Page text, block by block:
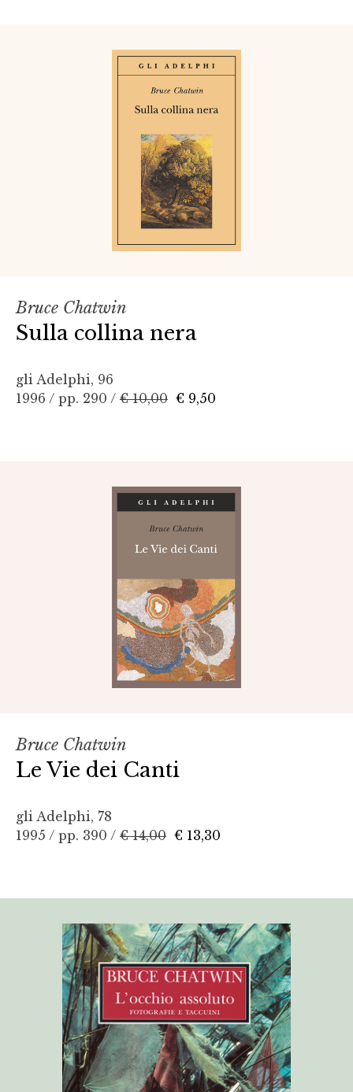
Bruce Chatwin
Sulla collina nera
gli Adelphi, 96
1996 / pp. 290 / € 10,00 € 9,50
Bruce Chatwin
Le Vie dei Canti
gli Adelphi, 78
1995 / pp. 390 / € 14,00 € 13,30